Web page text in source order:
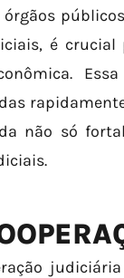
é
não só